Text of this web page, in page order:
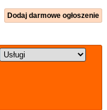
Dodaj darmowe ogłoszenie